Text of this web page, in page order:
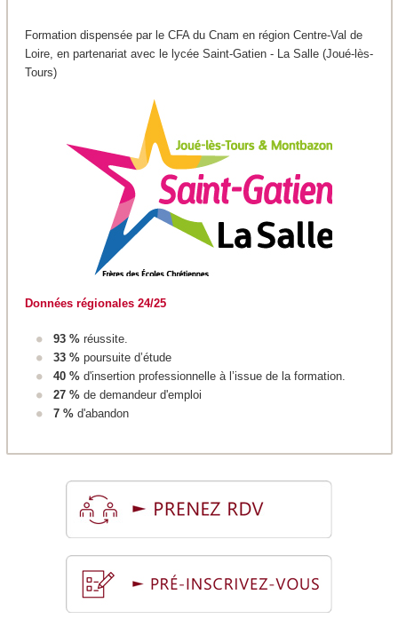
Formation dispensée par le CFA du Cnam en région Centre-Val de
Loire, en partenariat avec le lycée Saint-Gatien - La Salle (Joué-lès-
Tours)
Données régionales 24/25
93 % réussite.
33 % poursuite d’étude
40 % d'insertion professionnelle à l’issue de la formation.
27 % de demandeur d'emploi
7 % d'abandon